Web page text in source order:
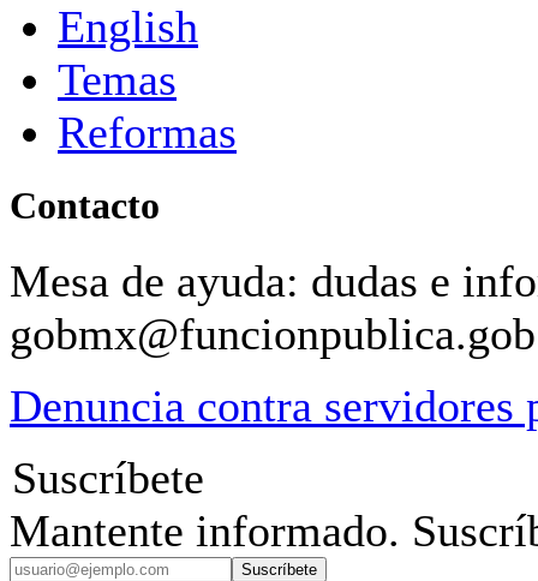
English
Temas
Reformas
Contacto
Mesa de ayuda: dudas e
Denuncia contra servidores
Suscríbete
Mantente informado.
Suscríbete